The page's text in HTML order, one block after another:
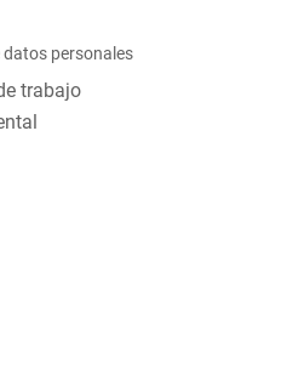
personales
trabajo